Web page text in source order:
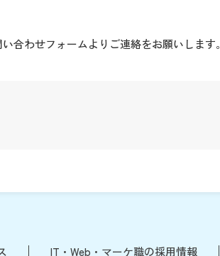
合わせフォームよりご連絡をお願いします。
IT・Web・マーケ職の採用情報